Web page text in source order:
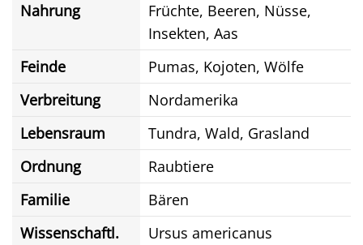
Nahrung
Früchte, Beeren, Nüsse,
Insekten, Aas
Feinde
Pumas, Kojoten, Wölfe
Verbreitung
Nordamerika
Lebensraum
Tundra, Wald, Grasland
Ordnung
Raubtiere
Familie
Bären
Wissenschaftl.
Ursus americanus